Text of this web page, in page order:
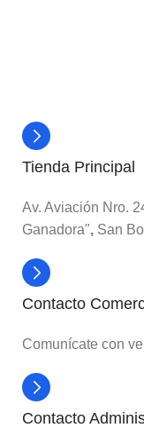
Tienda Principal
Av. Aviación Nro.
Ganadora", San
Contacto
Comunícate con
Contacto